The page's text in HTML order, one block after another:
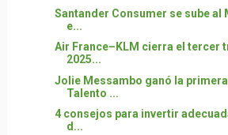
Santander Consumer se sube al
e...
Air France–KLM cierra el tercer
2025...
Jolie Messambo ganó la
Talento ...
4 consejos para invertir
d...